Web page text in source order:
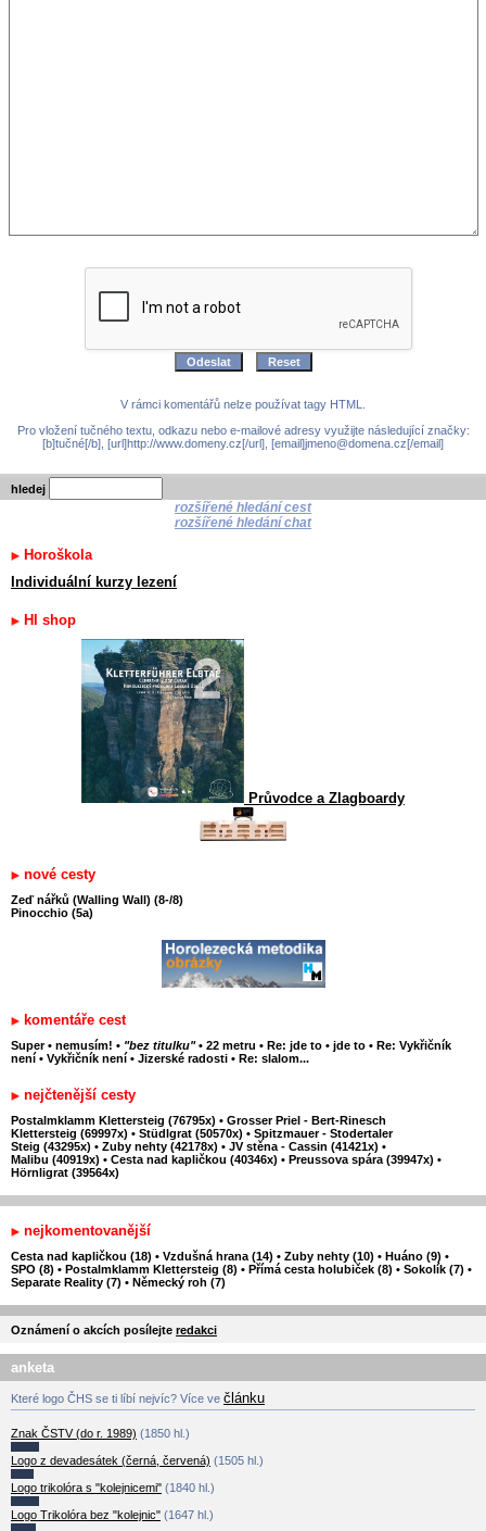
V rámci komentářů nelze používat tagy HTML.
Pro vložení tučného textu, odkazu nebo e-mailové adresy využijte následující značky:
[b]tučné[/b], [url]http://www.domeny.cz[/url], [email]jmeno@domena.cz[/email]
hledej
rozšířené hledání cest
rozšířené hledání chat
Horoškola
Individuální kurzy lezení
HI shop
Průvodce a Zlagboardy
nové cesty
Zeď nářků (Walling Wall) (8-/8)
Pinocchio (5a)
komentáře cest
Super • nemusím! • "bez titulku" • 22 metru • Re: jde to • jde to • Re: Vykřičník
není • Vykřičník není • Jizerské radosti • Re: slalom...
nejčtenější cesty
Postalmklamm Klettersteig (76795x) • Grosser Priel - Bert-Rinesch
Klettersteig (69997x) • Stüdlgrat (50570x) • Spitzmauer - Stodertaler
Steig (43295x) • Zuby nehty (42178x) • JV stěna - Cassin (41421x) •
Malibu (40919x) • Cesta nad kapličkou (40346x) • Preussova spára (39947x) •
Hörnligrat (39564x)
nejkomentovanější
Cesta nad kapličkou (18) • Vzdušná hrana (14) • Zuby nehty (10) • Huáno (9) •
SPO (8) • Postalmklamm Klettersteig (8) • Přímá cesta holubiček (8) • Sokolík (7) •
Separate Reality (7) • Německý roh (7)
Oznámení o akcích posílejte redakci
anketa
Které logo ČHS se ti líbí nejvíc? Více ve článku
Znak ČSTV (do r. 1989) (1850 hl.)
Logo z devadesátek (černá, červená) (1505 hl.)
Logo trikolóra s "kolejnicemi" (1840 hl.)
Logo Trikolóra bez "kolejnic" (1647 hl.)